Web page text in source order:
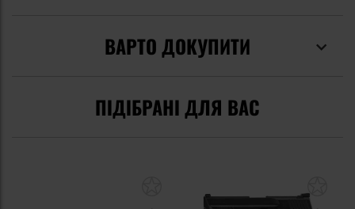
ВАРТО ДОКУПИТИ
ПІДІБРАНІ ДЛЯ ВАС